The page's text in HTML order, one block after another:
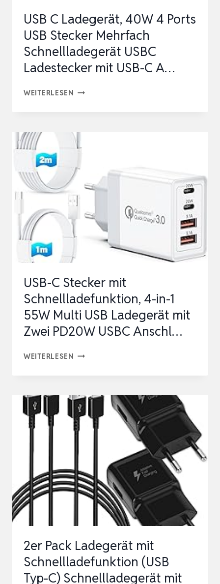
A,
40W
SCHNELLLADEGERÄT
…
USB C Ladegerät, 40W 4 Ports
USB Stecker Mehrfach
Schnellladegerät USBC
Ladestecker mit USB-C A…
WEITERLESEN USB
40W
4
PORTS
USB
STECKER
MEHRFACH
SCHNELLLADEGERÄT
USBC
LADESTECKER
USB-
C
A…
USB-C Stecker mit
Schnellladefunktion, 4-in-1
55W Multi USB Ladegerät mit
Zwei PD20W USBC Anschl…
WEITERLESEN USB-
MIT
SCHNELLLADEFUNKTION,
4-
55W
MULTI
LADEGERÄT
ZWEI
PD20W
USBC
2er Pack Ladegerät mit
Schnellladefunktion (USB
Typ-C) Schnellladegerät mit